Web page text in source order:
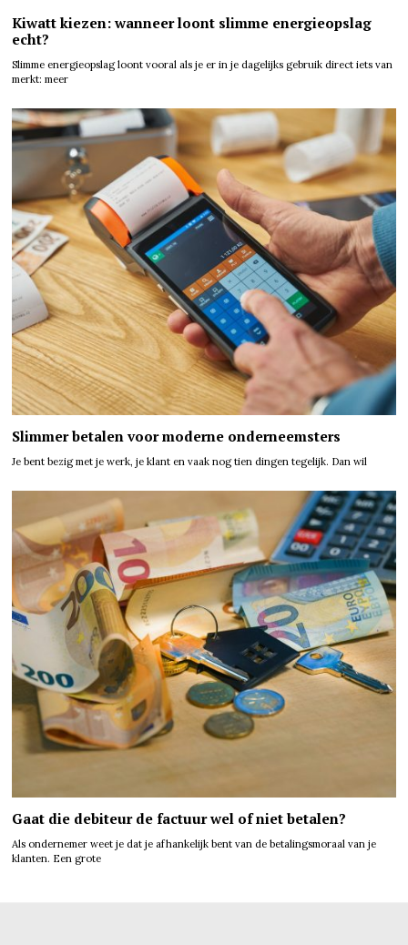
Kiwatt kiezen: wanneer loont slimme energieopslag
echt?
Slimme energieopslag loont vooral als je er in je dagelijks gebruik direct iets van
merkt: meer
Slimmer betalen voor moderne onderneemsters
Je bent bezig met je werk, je klant en vaak nog tien dingen tegelijk. Dan wil
Gaat die debiteur de factuur wel of niet betalen?
Als ondernemer weet je dat je afhankelijk bent van de betalingsmoraal van je
klanten. Een grote